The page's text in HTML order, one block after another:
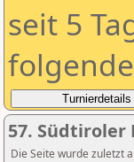
seit 5
57. Südtiroler
Die Seite wurde zuletzt